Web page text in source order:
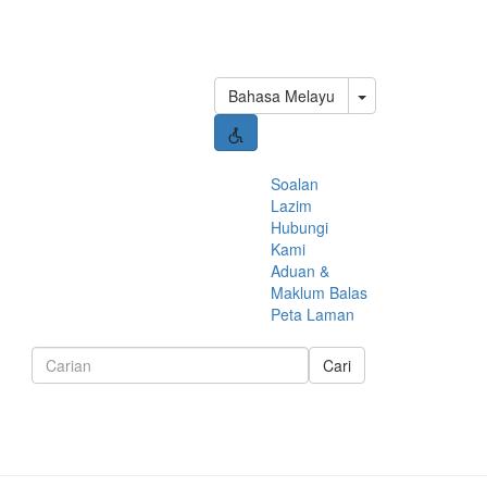
Bahasa Melayu Toggle Dropdown
Soalan
Lazim
Hubungi
Kami
Aduan &
Maklum Balas
Peta Laman
Cari